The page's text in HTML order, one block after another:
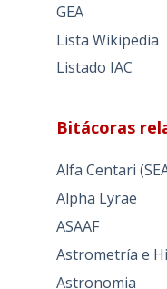
GEA
Lista Wikipedia
Listado IAC
Bitácoras
Alfa Centari
Alpha Lyrae
ASAAF
Astrometría e
Astronomia